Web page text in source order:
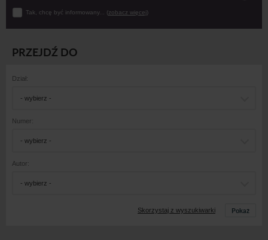
Tak, chcę być informowany... (zobacz więcej)
PRZEJDŹ DO
Dział:
- wybierz -
Numer:
- wybierz -
Autor:
- wybierz -
Skorzystaj z wyszukiwarki Pokaż